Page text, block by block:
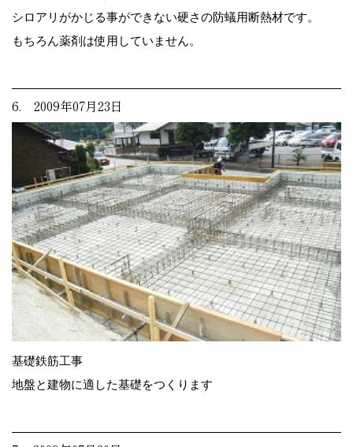
シロアリがかじる事ができない硬さの防蟻用断熱材です。
もちろん薬剤は使用していません。
6. 2009年07月23日
基礎鉄筋工事
地盤と建物に適した基礎をつくります